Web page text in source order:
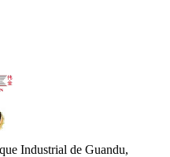
Industrial de Guandu,